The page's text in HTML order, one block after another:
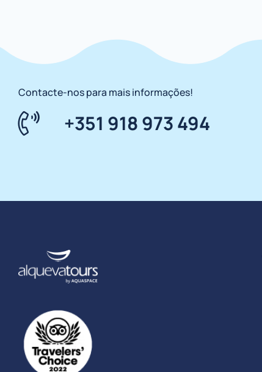
Contacte-nos para mais informações!
+351 918 973 494